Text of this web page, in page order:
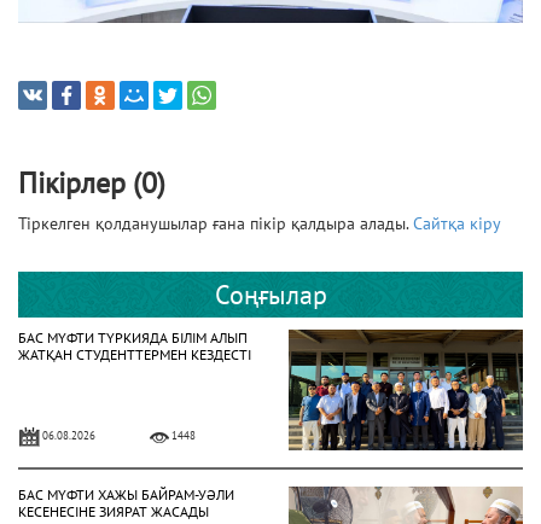
Пікірлер (0)
Тіркелген қолданушылар ғана пікір қалдыра алады.Сайтқа кіру
Соңғылар
БАС МҮФТИ ТҮРКИЯДА БІЛІМ АЛЫП
ЖАТҚАН СТУДЕНТТЕРМЕН КЕЗДЕСТІ
06.08.2026 1448
БАС МҮФТИ ХАЖЫ БАЙРАМ-УӘЛИ
КЕСЕНЕСІНЕ ЗИЯРАТ ЖАСАДЫ